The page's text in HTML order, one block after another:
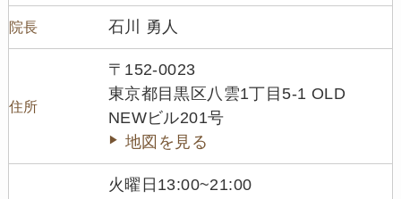
院長 石川 勇人
住所
〒152-0023
東京都目黒区八雲1丁目5-1 OLD
NEWビル201号
地図を見る
火曜日13:00~21:00